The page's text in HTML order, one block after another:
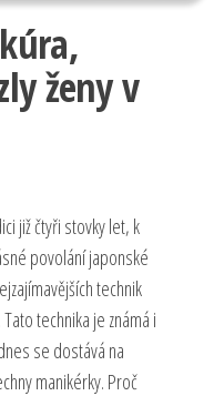
ženy v
již čtyři stovky let, k
povolání japonské
technik
technika je známá i
se dostává na
manikérky. Proč